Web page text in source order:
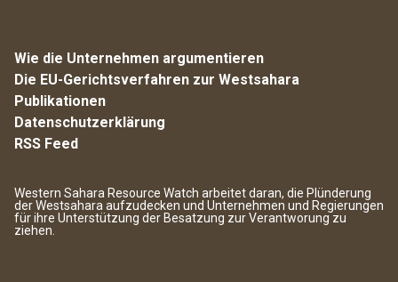
Wie die Unternehmen argumentieren
Die EU-Gerichtsverfahren zur Westsahara
Publikationen
Datenschutzerklärung
RSS Feed
Western Sahara Resource Watch arbeitet daran, die Plünderung
der Westsahara aufzudecken und Unternehmen und Regierungen
für ihre Unterstützung der Besatzung zur Verantworung zu
ziehen.